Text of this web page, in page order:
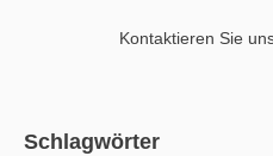
Kontaktieren Sie
Schlagwörter